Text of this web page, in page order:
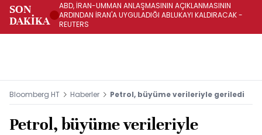
SON
DAKİKA
ABD, İRAN-UMMAN ANLAŞMASININ AÇIKLANMASININ
ARDINDAN İRAN'A UYGULADIĞI ABLUKAYI KALDIRACAK -
REUTERS
Bloomberg HT Haberler Petrol, büyüme verileriyle geriledi
Petrol, büyüme verileriyle